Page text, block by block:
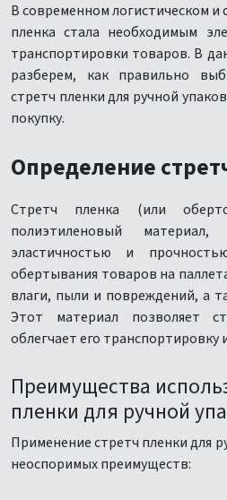
В современном логистическом и
пленка стала необходимым
транспортировки товаров. В
разберем, как правильно
стретч пленки для ручной
покупку.
Определение
Стретч пленка (или
полиэтиленовый
эластичностью и
обертывания товаров на
влаги, пыли и повреждений, а
Этот материал позволяет
облегчает его транспортировку
Преимущества
пленки для ручной
Применение стретч пленки для
неоспоримых преимуществ: